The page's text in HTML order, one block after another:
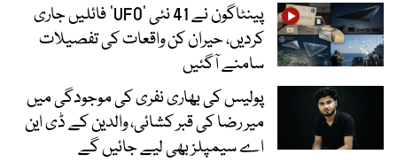
پینٹاگون نے 41 نئی ’UFO‘ فائلیں جاری
کردیں، حیران کن واقعات کی تفصیلات
سامنے آگئیں
پولیس کی بھاری نفری کی موجودگی میں
میر رضا کی قبر کشائی، والدین کے ڈی این
اے سیمپلز بھی لیے جائیں گے